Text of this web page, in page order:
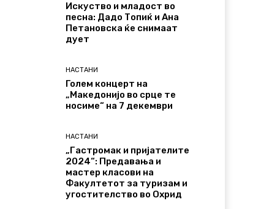
Искуство и младост во
песна: Дадо Топиќ и Ана
Петановска ќе снимаат
дует
НАСТАНИ
Голем концерт на
„Македонијо во срце те
носиме“ на 7 декември
НАСТАНИ
„Гастромак и пријателите
2024“: Предавања и
мастер класови на
Факултетот за туризам и
угостителство во Охрид